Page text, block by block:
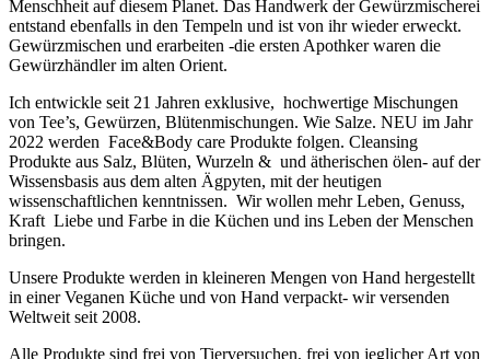
Menschheit auf diesem Planet. Das Handwerk der Gewürzmischerei
entstand ebenfalls in den Tempeln und ist von ihr wieder erweckt.
Gewürzmischen und erarbeiten -die ersten Apothker waren die
Gewürzhändler im alten Orient.
Ich entwickle seit 21 Jahren exklusive, hochwertige Mischungen
von Tee’s, Gewürzen, Blütenmischungen. Wie Salze. NEU im Jahr
2022 werden Face&Body care Produkte folgen. Cleansing
Produkte aus Salz, Blüten, Wurzeln & und ätherischen ölen- auf der
Wissensbasis aus dem alten Ägpyten, mit der heutigen
wissenschaftlichen kenntnissen. Wir wollen mehr Leben, Genuss,
Kraft Liebe und Farbe in die Küchen und ins Leben der Menschen
bringen.
Unsere Produkte werden in kleineren Mengen von Hand hergestellt
in einer Veganen Küche und von Hand verpackt- wir versenden
Weltweit seit 2008.
Alle Produkte sind frei von Tierversuchen, frei von jeglicher Art von